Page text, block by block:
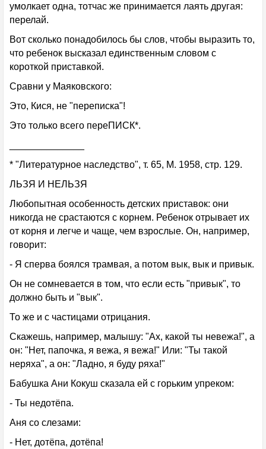
умолкает одна, тотчас же принимается лаять другая:
перелай.
Вот сколько понадобилось бы слов, чтобы выразить то,
что ребенок высказал единственным словом с
короткой приставкой.
Сравни у Маяковского:
Это, Кися, не "переписка"!
Это только всего переПИСК*.
* "Литературное наследство", т. 65, М. 1958, стр. 129.
ЛЬЗЯ И НЕЛЬЗЯ
Любопытная особенность детских приставок: они
никогда не срастаются с корнем. Ребенок отрывает их
от корня и легче и чаще, чем взрослые. Он, например,
говорит:
- Я сперва боялся трамвая, а потом вык, вык и привык.
Он не сомневается в том, что если есть "привык", то
должно быть и "вык".
То же и с частицами отрицания.
Скажешь, например, малышу: "Ах, какой ты невежа!", а
он: "Нет, папочка, я вежа, я вежа!" Или: "Ты такой
неряха", а он: "Ладно, я буду ряха!"
Бабушка Ани Кокуш сказала ей с горьким упреком:
- Ты недотёпа.
Аня со слезами:
- Нет, дотёпа, дотёпа!